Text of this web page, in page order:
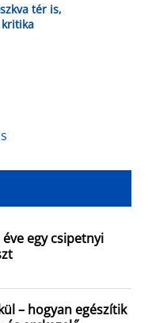
tér is,
egy csipetnyi
– hogyan egészítik